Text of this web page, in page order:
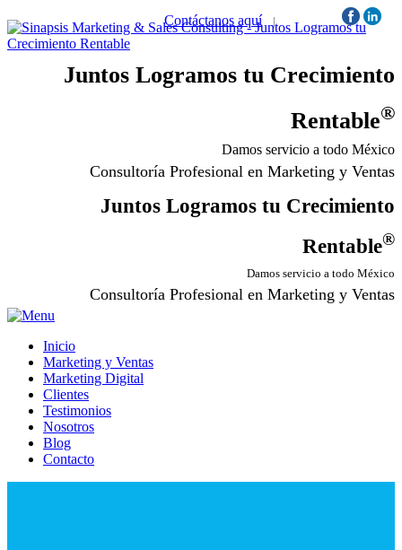
Contáctanos aquí | Síguenos:
Juntos Logramos tu Crecimiento
Rentable®
Damos servicio a todo México
Consultoría Profesional en Marketing y Ventas
Juntos Logramos tu Crecimiento
Rentable®
Damos servicio a todo México
Consultoría Profesional en Marketing y Ventas
Inicio
Marketing y Ventas
Marketing Digital
Clientes
Testimonios
Nosotros
Blog
Contacto